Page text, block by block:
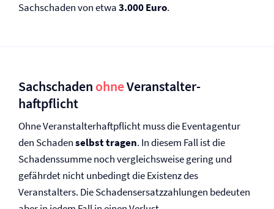
Sachschaden von etwa3.000 Euro.
Sachschaden ohneVeranstalter­
haftpflicht
Ohne Veranstalter­haftpflicht muss die Eventagentur
den Schadenselbst tragen. In diesem Fall ist die
Schadenssumme noch vergleichsweise gering und
gefährdet nicht unbedingt die Existenz des
Veranstalters. Die Schadensersatzzahlungen bedeuten